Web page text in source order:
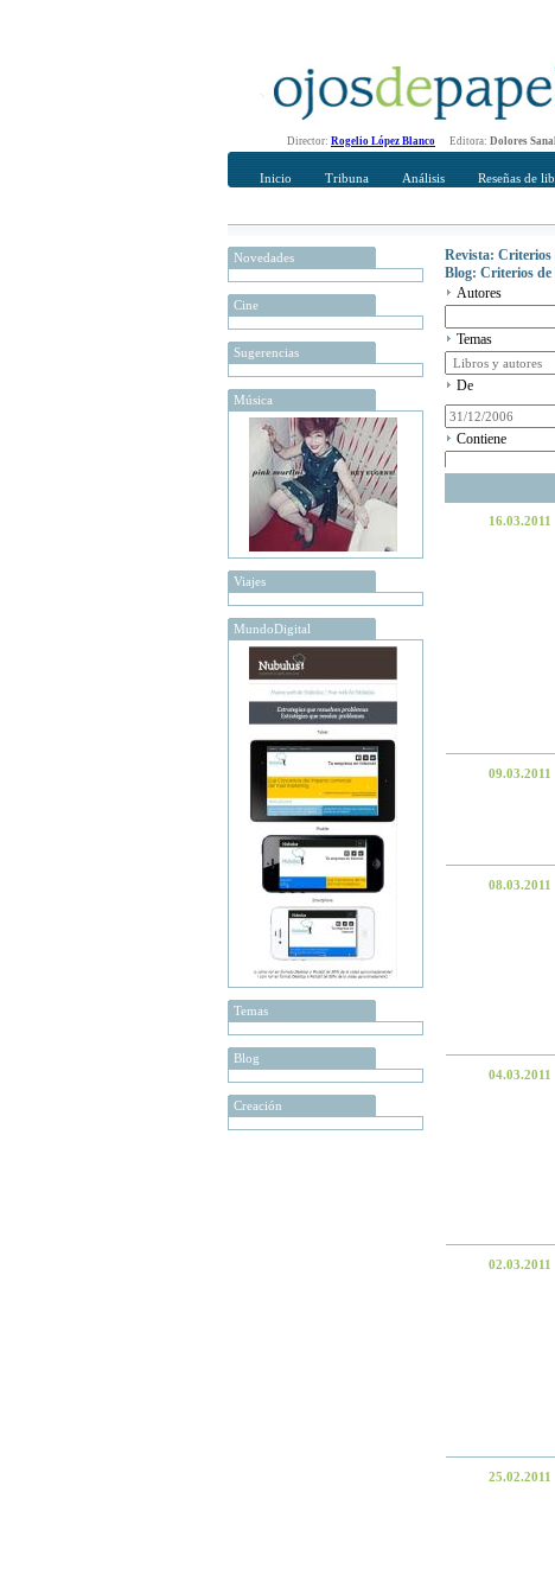
Director: Rogelio López Blanco Editora: Dolores
Inicio Tribuna Análisis Reseñas de
Novedades
Cine
Sugerencias
Música
Viajes
MundoDigital
Temas
Blog
Creación
Revista: Criterios
Blog: Criterios de
Autores
Temas
De
Contiene
16.03.2011
09.03.2011
08.03.2011
04.03.2011
02.03.2011
25.02.2011